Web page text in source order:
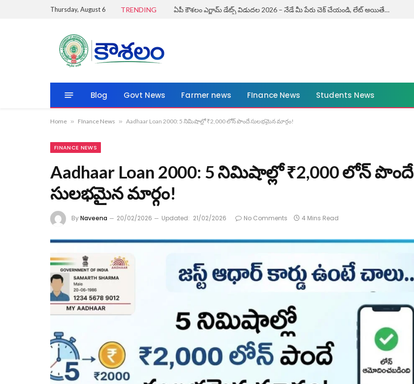
Thursday, August 6 TRENDING ఏపీ కౌశలం ఎగ్జామ్ డేట్స్ విడుదల 2026 – నేడే మీ పేరు చెక్ చేయండి, లేట్ అయితే ఛాన్స్ మిస్! | AP Kaushalam Exam Dates 2026
Blog Govt News Farmer news FInance News Students News
Home » FInance News » Aadhaar Loan 2000: 5 నిమిషాల్లో ₹2,000 లోన్ పొందే సులభమైన మార్గం!
FINANCE NEWS
Aadhaar Loan 2000: 5 నిమిషాల్లో ₹2,000 లోన్ పొందే
సులభమైన మార్గం!
ByNaveena 20/02/2026 Updated: 21/02/2026 No Comments 4 Mins Read